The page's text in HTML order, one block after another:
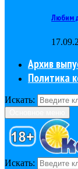
Любим
Архив
Политика
Искать:
Искать: